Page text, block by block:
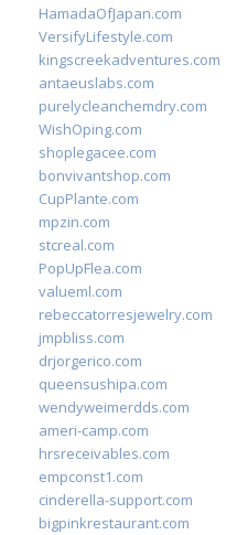
HamadaOfJapan.com
VersifyLifestyle.com
kingscreekadventures.com
antaeuslabs.com
purelycleanchemdry.com
WishOping.com
shoplegacee.com
bonvivantshop.com
CupPlante.com
mpzin.com
stcreal.com
PopUpFlea.com
valueml.com
rebeccatorresjewelry.com
jmpbliss.com
drjorgerico.com
queensushipa.com
wendyweimerdds.com
ameri-camp.com
hrsreceivables.com
empconst1.com
cinderella-support.com
bigpinkrestaurant.com